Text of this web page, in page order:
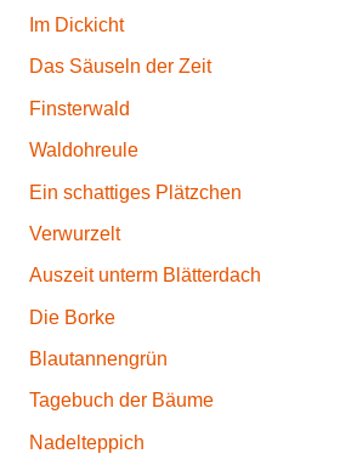
Im Dickicht
Das Säuseln der Zeit
Finsterwald
Waldohreule
Ein schattiges Plätzchen
Verwurzelt
Auszeit unterm Blätterdach
Die Borke
Blautannengrün
Tagebuch der Bäume
Nadelteppich